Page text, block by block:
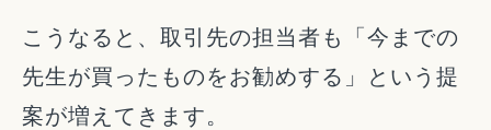
こうなると、取引先の担当者も「今までの
先生が買ったものをお勧めする」という提
案が増えてきます。